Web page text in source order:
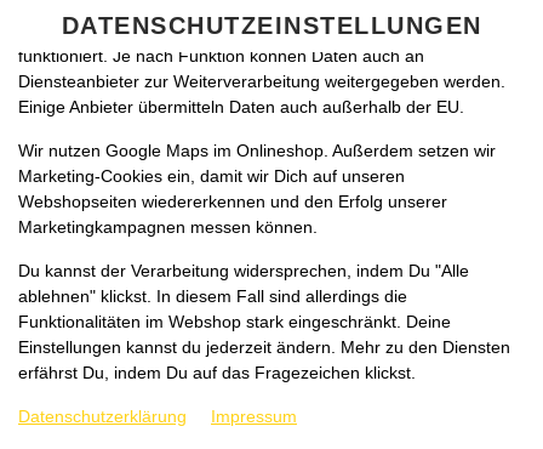
HAWAII (LARGE)
DATENSCHUTZEINSTELLUNGEN
benötigt, damit bei Deinem Besuch unseres Webshops auch alles
funktioniert. Je nach Funktion können Daten auch an
Diensteanbieter zur Weiterverarbeitung weitergegeben werden.
Einige Anbieter übermitteln Daten auch außerhalb der EU.
Wir nutzen Google Maps im Onlineshop. Außerdem setzen wir
Marketing-Cookies ein, damit wir Dich auf unseren
Webshopseiten wiedererkennen und den Erfolg unserer
Marketingkampagnen messen können.
Du kannst der Verarbeitung widersprechen, indem Du "Alle
ablehnen" klickst. In diesem Fall sind allerdings die
Funktionalitäten im Webshop stark eingeschränkt. Deine
Einstellungen kannst du jederzeit ändern. Mehr zu den Diensten
erfährst Du, indem Du auf das Fragezeichen klickst.
Datenschutzerklärung Impressum